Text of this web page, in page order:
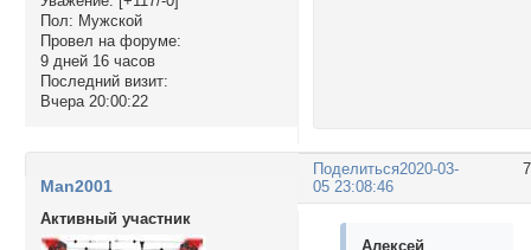
Пол: Мужской
Провел на форуме:
9 дней 16 часов
Последний визит:
Вчера 20:00:22
Поделиться2020-03-
05 23:08:46
Man2001
Активный участник
Алексей